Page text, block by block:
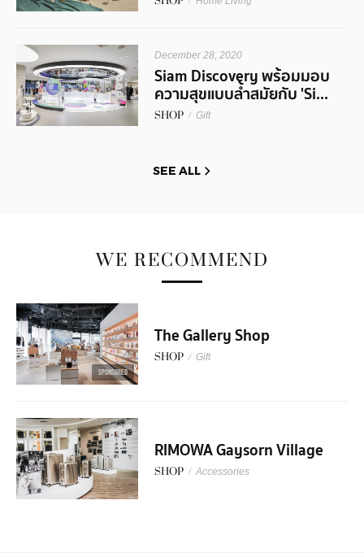
December 28, 2020
Siam Discovery พร้อมมอบ
ความสุขแบบล้ำสมัยกับ 'Si...
SHOP / Gift
SEE ALL
WE RECOMMEND
SPONSORED
The Gallery Shop
SHOP / Gift
RIMOWA Gaysorn Village
SHOP / Accessories